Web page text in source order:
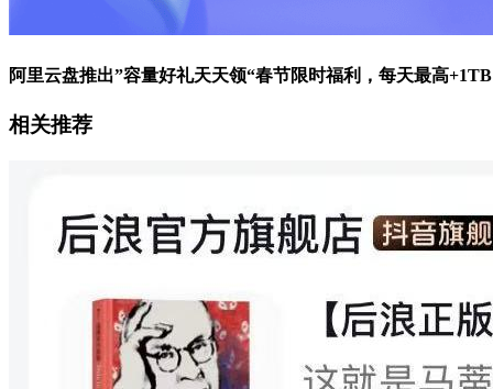
阿里云盘推出”容量好礼天天领“春节限时福利，每天最高+1TB
相关推荐